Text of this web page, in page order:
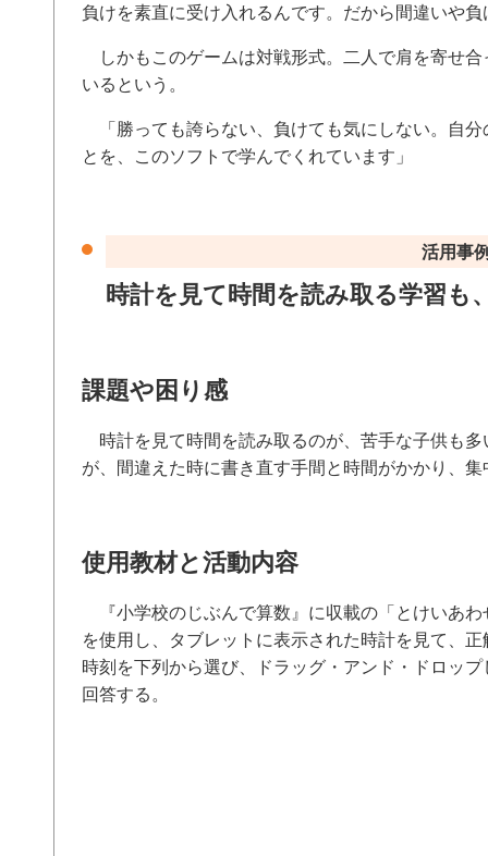
負けを素直に受け入れるんです。だから間違いや
しかもこのゲームは対戦形式。二人で肩を寄せ
いるという。
「勝っても誇らない、負けても気にしない。自
とを、このソフトで学んでくれています」
活用事
時計を見て時間を読み取る学習も
課題や困り感
時計を見て時間を読み取るのが、苦手な子供も
が、間違えた時に書き直す手間と時間がかかり、
使用教材と活動内容
『小学校のじぶんで算数』に収載の「とけいあわ
を使用し、タブレットに表示された時計を見て、正
時刻を下列から選び、ドラッグ・アンド・ドロップ
回答する。